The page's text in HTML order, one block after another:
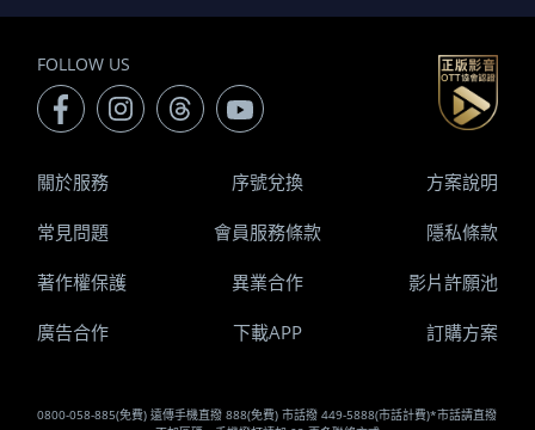
FOLLOW US
0800-058-885(免費) 遠傳手機直撥 888(免費) 市話撥 449-5888(市話計費)*市話請直撥
關於服務 序號兌換 方案說明
常見問題 會員服務條款 隱私條款
著作權保護 異業合作 影片許願池
廣告合作 下載APP 訂購方案